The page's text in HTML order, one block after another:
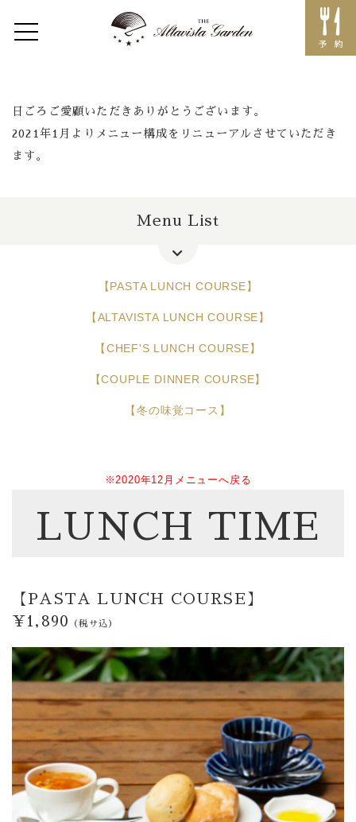
Concept
Restaurant
ギャラリー
アクセス
採用情報
成約者サイト
Reservation
follow us
日ごろご愛顧いただきありがとうございます。
2021年1月よりメニュー構成をリニューアルさせていただき
ます。
Menu List
【PASTA LUNCH COURSE】
【ALTAVISTA LUNCH COURSE】
【CHEF'S LUNCH COURSE】
【COUPLE DINNER COURSE】
【冬の味覚コース】
※2020年12月メニューへ戻る
LUNCH TIME
【PASTA LUNCH COURSE】
¥1,890
（税サ込）